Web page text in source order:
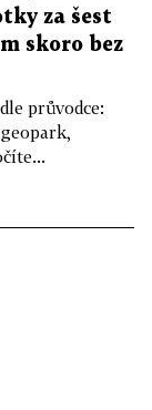
za šest
skoro bez
průvodce: